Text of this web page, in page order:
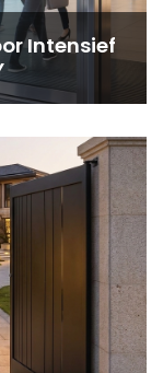
Intensief